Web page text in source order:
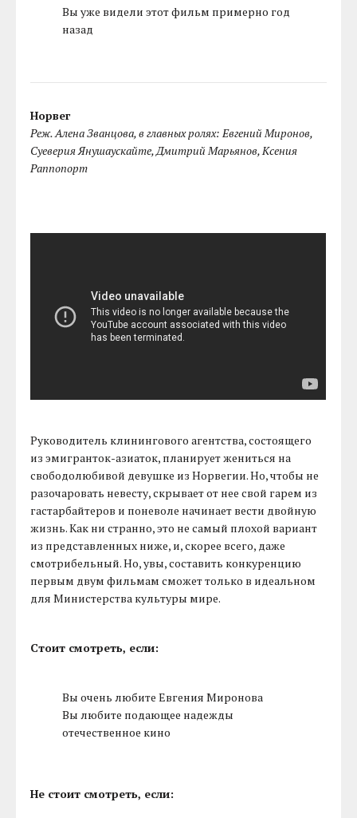
Вы уже видели этот фильм примерно год
назад
Норвег
Реж. Алена Званцова, в главных ролях: Евгений Миронов,
Суеверия Янушаускайте, Дмитрий Марьянов, Ксения
Раппопорт
Руководитель клинингового агентства, состоящего
из эмигранток-азиаток, планирует жениться на
свободолюбивой девушке из Норвегии. Но, чтобы не
разочаровать невесту, скрывает от нее свой гарем из
гастарбайтеров и поневоле начинает вести двойную
жизнь. Как ни странно, это не самый плохой вариант
из представленных ниже, и, скорее всего, даже
смотрибельный. Но, увы, составить конкуренцию
первым двум фильмам сможет только в идеальном
для Министерства культуры мире.
Стоит смотреть, если:
Вы очень любите Евгения Миронова
Вы любите подающее надежды
отечественное кино
Не стоит смотреть, если: